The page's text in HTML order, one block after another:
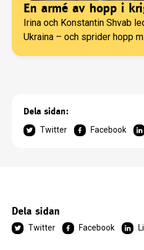
En armé av hopp i
Irina och Konstantin Shvab
Ukraina – och sprider hopp
Dela sidan:
Twitter Facebook
Dela sidan
Twitter Facebook